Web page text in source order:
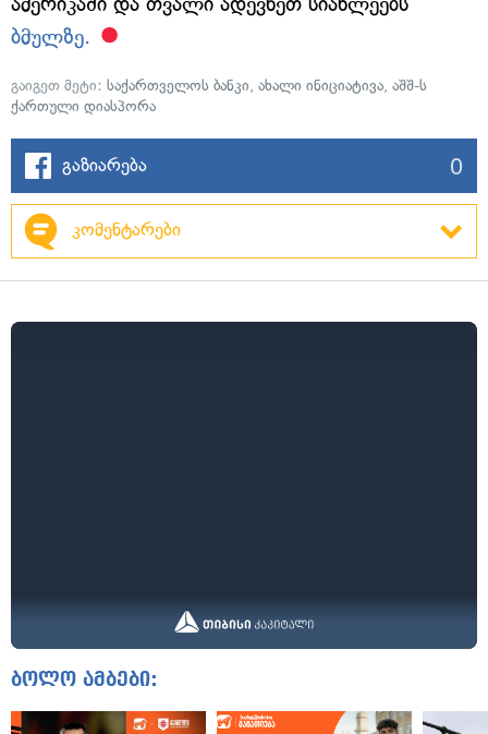
ბმულზე.
გაიგეთ მეტი: საქართველოს ბანკი, ახალი ინიციატივა, აშშ-ს
ქართული დიასპორა
გაზიარება 0
კომენტარები
ბოლო ამბები: